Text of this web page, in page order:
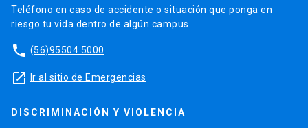
Teléfono en caso de accidente o situación que ponga en
riesgo tu vida dentro de algún campus.
phone (56)95504 5000
launch Ir al sitio de Emergencias
DISCRIMINACIÓN Y VIOLENCIA